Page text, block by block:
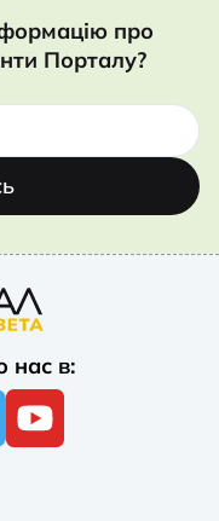
про
Порталу?
нас в: